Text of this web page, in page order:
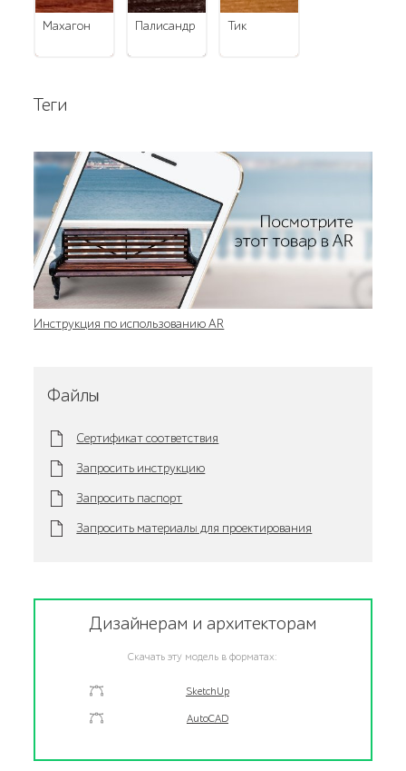
махагон палисандр тик
Теги
Инструкция по использованию AR
Файлы
Сертификат соответствия
Запросить инструкцию
Запросить паспорт
Запросить материалы для проектирования
Дизайнерам и архитекторам
Скачать эту модель в форматах:
SketchUp
AutoCAD